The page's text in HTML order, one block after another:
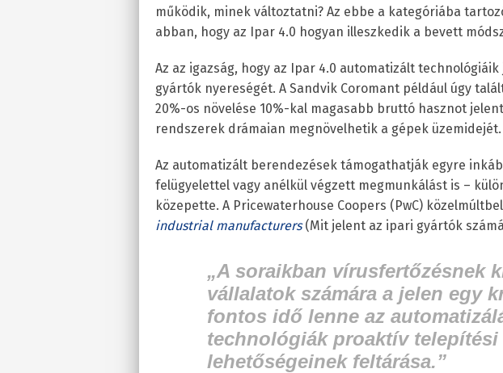
működik, minek változtatni? Az ebbe a kategóriába
abban, hogy az Ipar 4.0 hogyan illeszkedik a bevett
Az az igazság, hogy az Ipar 4.0 automatizált
gyártók nyereségét. A Sandvik Coromant például úgy
20%-os növelése 10%-kal magasabb bruttó hasznot
rendszerek drámaian megnövelhetik a gépek üzemidejét.
Az automatizált berendezések támogathatják egyre
felügyelettel vagy anélkül végzett megmunkálást is –
közepette. A Pricewaterhouse Coopers (PwC)
industrial manufacturers(Mit jelent az ipari gyártók
„A soraikban vírusfertőzésnek
vállalatok számára a jelen egy
fontos idő lenne az
technológiák proaktív telepítési
lehetőségeinek feltárása.”